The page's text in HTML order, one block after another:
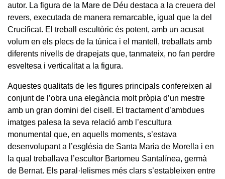
autor. La figura de la Mare de Déu destaca a la creuera del
revers, executada de manera remarcable, igual que la del
Crucificat. El treball escultòric és potent, amb un acusat
volum en els plecs de la túnica i el mantell, treballats amb
diferents nivells de drapejats que, tanmateix, no fan perdre
esveltesa i verticalitat a la figura.
Aquestes qualitats de les figures principals confereixen al
conjunt de l’obra una elegància molt pròpia d’un mestre
amb un gran domini del cisell. El tractament d’ambdues
imatges palesa la seva relació amb l’escultura
monumental que, en aquells moments, s’estava
desenvolupant a l’església de Santa Maria de Morella i en
la qual treballava l’escultor Bartomeu Santalínea, germà
de Bernat. Els paral·lelismes més clars s’estableixen entre